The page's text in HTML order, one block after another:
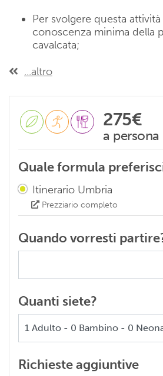
Per svolgere questa
conoscenza minima della
cavalcata;
...altro
275€
a persona
Quale formula
Itinerario Umbria
Prezziario completo
Quando vorresti
Quanti siete?
Richieste aggiuntive